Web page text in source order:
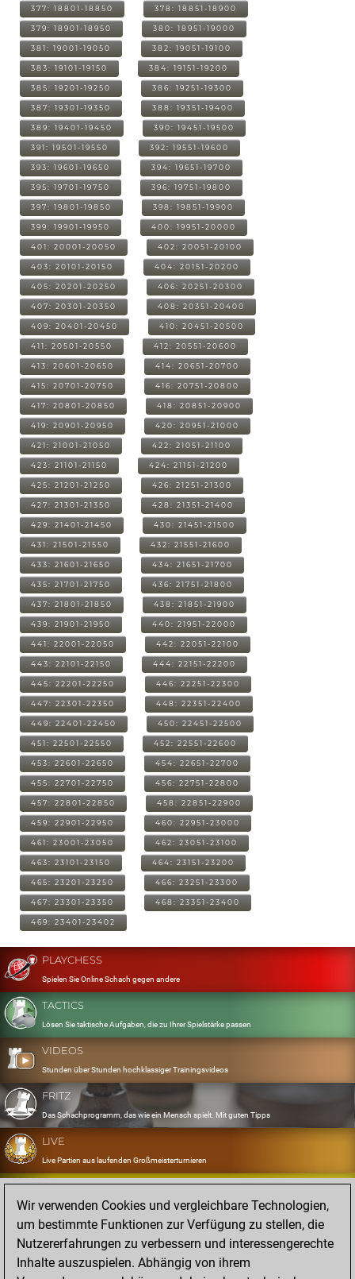
377: 18801-18850 378: 18851-18900
379: 18901-18950 380: 18951-19000
381: 19001-19050 382: 19051-19100
383: 19101-19150 384: 19151-19200
385: 19201-19250 386: 19251-19300
387: 19301-19350 388: 19351-19400
389: 19401-19450 390: 19451-19500
391: 19501-19550 392: 19551-19600
393: 19601-19650 394: 19651-19700
395: 19701-19750 396: 19751-19800
397: 19801-19850 398: 19851-19900
399: 19901-19950 400: 19951-20000
401: 20001-20050 402: 20051-20100
403: 20101-20150 404: 20151-20200
405: 20201-20250 406: 20251-20300
407: 20301-20350 408: 20351-20400
409: 20401-20450 410: 20451-20500
411: 20501-20550 412: 20551-20600
413: 20601-20650 414: 20651-20700
415: 20701-20750 416: 20751-20800
417: 20801-20850 418: 20851-20900
419: 20901-20950 420: 20951-21000
421: 21001-21050 422: 21051-21100
423: 21101-21150 424: 21151-21200
425: 21201-21250 426: 21251-21300
427: 21301-21350 428: 21351-21400
429: 21401-21450 430: 21451-21500
431: 21501-21550 432: 21551-21600
433: 21601-21650 434: 21651-21700
435: 21701-21750 436: 21751-21800
437: 21801-21850 438: 21851-21900
439: 21901-21950 440: 21951-22000
441: 22001-22050 442: 22051-22100
443: 22101-22150 444: 22151-22200
445: 22201-22250 446: 22251-22300
447: 22301-22350 448: 22351-22400
449: 22401-22450 450: 22451-22500
451: 22501-22550 452: 22551-22600
453: 22601-22650 454: 22651-22700
455: 22701-22750 456: 22751-22800
457: 22801-22850 458: 22851-22900
459: 22901-22950 460: 22951-23000
461: 23001-23050 462: 23051-23100
463: 23101-23150 464: 23151-23200
465: 23201-23250 466: 23251-23300
467: 23301-23350 468: 23351-23400
469: 23401-23402
PLAYCHESS
Spielen Sie Online Schach gegen andere
TACTICS
Lösen Sie taktische Aufgaben, die zu Ihrer Spielstärke passen
VIDEOS
Stunden über Stunden hochklassiger Trainingsvideos
FRITZ
Das Schachprogramm, das wie ein Mensch spielt. Mit guten Tipps
LIVE
Live Partien aus laufenden Großmeisterturnieren
OPENINGS
Erfassen und Üben Sie Ihr Eröffnungsrepertoire
DATABASE
Acht Millionen starke Partien
Wir verwenden Cookies und vergleichbare Technologien,
um bestimmte Funktionen zur Verfügung zu stellen, die
Nutzererfahrungen zu verbessern und interessengerechte
Inhalte auszuspielen. Abhängig von ihrem